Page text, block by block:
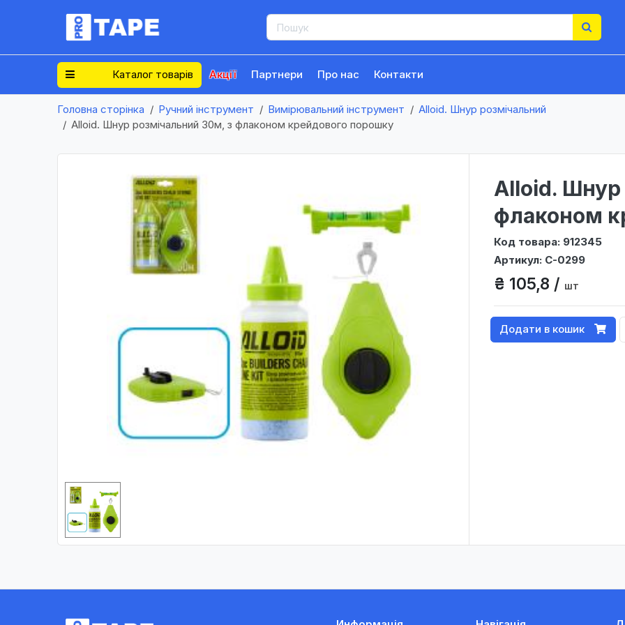
Каталог товарів Акції Партнери Про нас Контакти
Головна сторінка Ручний інструмент Вимірювальний інструмент
Alloid. Шнур розмічальний
Alloid. Шнур розмічальний 30м, з флаконом крейдового порошку
Alloid. Шнур
флаконом
Код товара: 912345
Артикул: C-0299
₴ 105,8 / шт
Додати в кошик